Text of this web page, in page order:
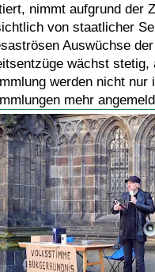
nimmt aufgrund der
von staatlicher
Auswüchse
wächst
werden nicht
mehr